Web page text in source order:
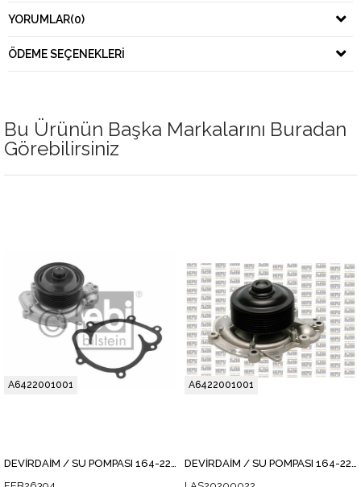
YORUMLAR(0)
ÖDEME SEÇENEKLERI
Bu Ürünün Başka Markalarını Buradan
Görebilirsiniz
A6422001001 A6422001001